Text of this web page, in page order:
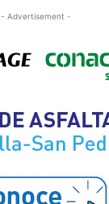
- Advertisement -